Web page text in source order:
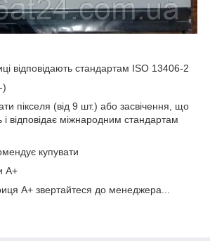
відповідають стандартам ISO 13406-2
)
пікселя (від 9 шт.) або засвічення, що
і відповідає міжнародним стандартам
купувати
А+
А+ звертайтеся до менеджера...